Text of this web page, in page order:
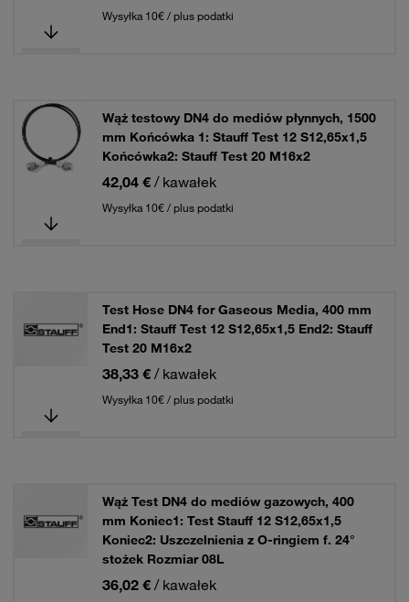
Wysyłka 10€ / plus podatki
Wąż testowy DN4 do mediów płynnych, 1500
mm Końcówka 1: Stauff Test 12 S12,65x1,5
Końcówka2: Stauff Test 20 M16x2
42,04 € / kawałek
Wysyłka 10€ / plus podatki
Test Hose DN4 for Gaseous Media, 400 mm
End1: Stauff Test 12 S12,65x1,5 End2: Stauff
Test 20 M16x2
38,33 € / kawałek
Wysyłka 10€ / plus podatki
Wąż Test DN4 do mediów gazowych, 400
mm Koniec1: Test Stauff 12 S12,65x1,5
Koniec2: Uszczelnienia z O-ringiem f. 24°
stożek Rozmiar 08L
36,02 € / kawałek